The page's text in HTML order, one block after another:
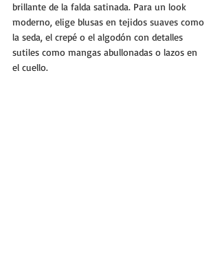
brillante de la falda satinada. Para un look
moderno, elige blusas en tejidos suaves como
la seda, el crepé o el algodón con detalles
sutiles como mangas abullonadas o lazos en
el cuello.